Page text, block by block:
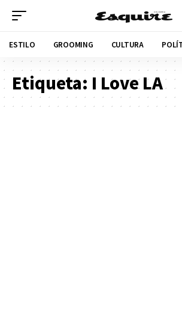
ESTILO GROOMING CULTURA
Etiqueta: I Love LA